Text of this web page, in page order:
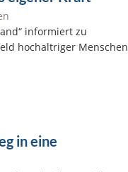
informiert zu
hochaltriger Menschen
in eine